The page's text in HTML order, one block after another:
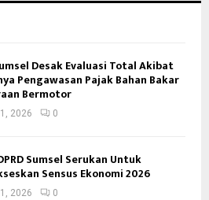
Desak Evaluasi Total Akibat
Pengawasan Pajak Bahan Bakar
Bermotor
2026 0
Sumsel Serukan Untuk
Sensus Ekonomi 2026
2026 0